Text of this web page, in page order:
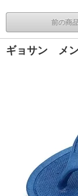
前の商
ギョサン メ